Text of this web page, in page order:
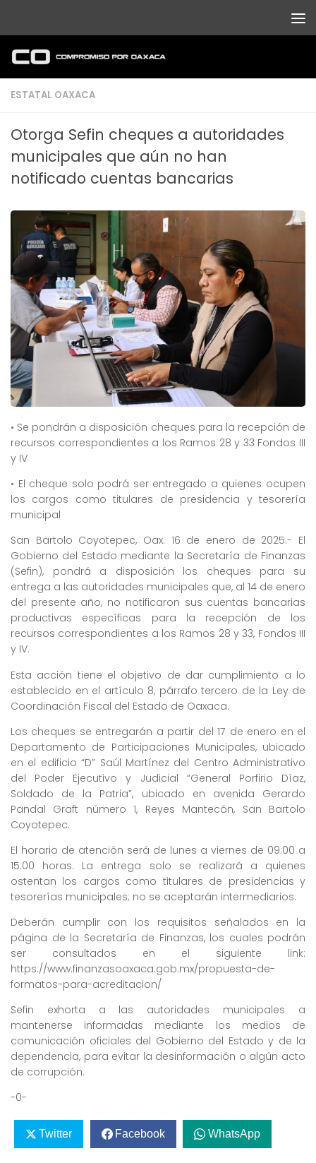
ESTATAL OAXACA
Otorga Sefin cheques a autoridades
municipales que aún no han
notificado cuentas bancarias
• Se pondrán a disposición cheques para la recepción de
recursos correspondientes a los Ramos 28 y 33 Fondos III
y IV
• El cheque solo podrá ser entregado a quienes ocupen
los cargos como titulares de presidencia y tesorería
municipal
San Bartolo Coyotepec, Oax. 16 de enero de 2025.- El
Gobierno del Estado mediante la Secretaría de Finanzas
(Sefin), pondrá a disposición los cheques para su
entrega a las autoridades municipales que, al 14 de enero
del presente año, no notificaron sus cuentas bancarias
productivas específicas para la recepción de los
recursos correspondientes a los Ramos 28 y 33, Fondos III
y IV.
Esta acción tiene el objetivo de dar cumplimiento a lo
establecido en el artículo 8, párrafo tercero de la Ley de
Coordinación Fiscal del Estado de Oaxaca.
Los cheques se entregarán a partir del 17 de enero en el
Departamento de Participaciones Municipales, ubicado
en el edificio “D” Saúl Martínez del Centro Administrativo
del Poder Ejecutivo y Judicial “General Porfirio Díaz,
Soldado de la Patria”, ubicado en avenida Gerardo
Pandal Graft número 1, Reyes Mantecón, San Bartolo
Coyotepec.
El horario de atención será de lunes a viernes de 09:00 a
15:00 horas. La entrega solo se realizará a quienes
ostentan los cargos como titulares de presidencias y
tesorerías municipales; no se aceptarán intermediarios.
Deberán cumplir con los requisitos señalados en la
página de la Secretaría de Finanzas, los cuales podrán
ser consultados en el siguiente link:
https://www.finanzasoaxaca.gob.mx/propuesta-de-
formatos-para-acreditacion/
Sefin exhorta a las autoridades municipales a
mantenerse informadas mediante los medios de
comunicación oficiales del Gobierno del Estado y de la
dependencia, para evitar la desinformación o algún acto
de corrupción.
-0-
Twitter Facebook WhatsApp